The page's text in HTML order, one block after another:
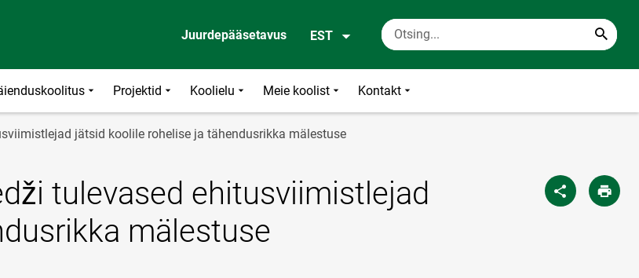
Juurdepääsetavus EST
Projektid Koolielu Meie koolist Kontakt
jätsid koolile rohelise ja tähendusrikka mälestuse
tulevased ehitusviimistlejad
mälestuse